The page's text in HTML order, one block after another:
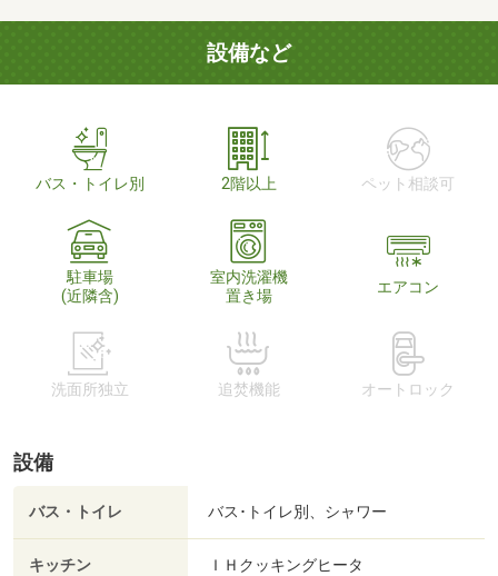
設備など
バス・トイレ別 2階以上 ペット相談可
駐車場
(近隣含)
室内洗濯機
置き場
エアコン
洗面所独立 追焚機能 オートロック
設備
バス・トイレ バス･トイレ別、シャワー
キッチン ＩＨクッキングヒータ